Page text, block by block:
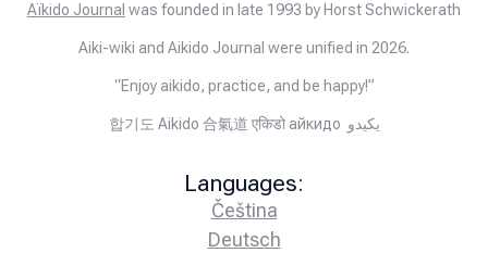
Aïkido Journal was founded in late 1993 by Horst Schwickerath
Aiki-wiki and Aikido Journal were unified in 2026.
“Enjoy aikido, practice, and be happy!”
합기도 Aikido 合氣道 एकिडो айкидо يكيدو
Languages:
Čeština
Deutsch